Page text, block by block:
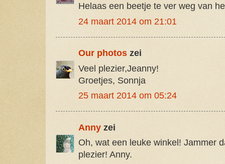
Helaas een beetje te ver weg van
24 maart 2014 om 21:01
Our photos zei
Veel plezier,Jeanny!
Groetjes, Sonnja
25 maart 2014 om 05:24
Anny zei
Oh, wat een leuke winkel! Jammer
plezier! Anny.